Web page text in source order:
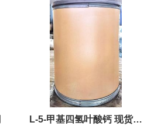
L-5-甲基四氢叶酸钙 现货批